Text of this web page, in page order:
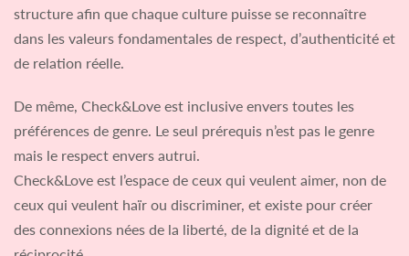
structure afin que chaque culture puisse se reconnaître
dans les valeurs fondamentales de respect, d’authenticité et
de relation réelle.
De même, Check&Love est inclusive envers toutes les
préférences de genre. Le seul prérequis n’est pas le genre
mais le respect envers autrui.
Check&Love est l’espace de ceux qui veulent aimer, non de
ceux qui veulent haïr ou discriminer, et existe pour créer
des connexions nées de la liberté, de la dignité et de la